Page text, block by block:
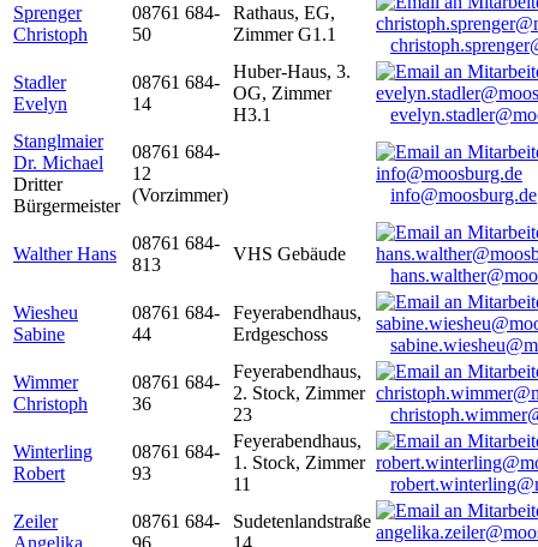
Sprenger
Christoph
08761 684-
50
Rathaus, EG,
Zimmer G1.1
Stadler
Evelyn
08761 684-
14
Huber-Haus, 3.
OG, Zimmer
H3.1
Stanglmaier
Dr. Michael
Dritter
Bürgermeister
08761 684-
12
(Vorzimmer)
info@moosburg.de
Walther Hans
08761 684-
813
VHS Gebäude
Wiesheu
Sabine
08761 684-
44
Feyerabendhaus,
Erdgeschoss
Wimmer
Christoph
08761 684-
36
Feyerabendhaus,
2. Stock, Zimmer
23
Winterling
Robert
08761 684-
93
Feyerabendhaus,
1. Stock, Zimmer
11
Zeiler
Angelika
08761 684-
96
Sudetenlandstraße
14